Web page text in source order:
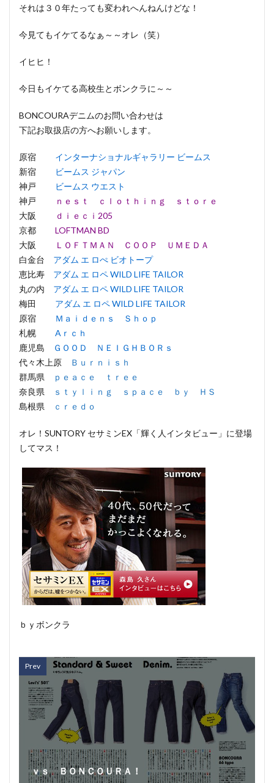
それは３０年たっても変われへんねんけどな！
今見てもイケてるなぁ～～オレ（笑）
イヒヒ！
今日もイケてる高校生とボンクラに～～
BONCOURAデニムのお問い合わせは
下記お取扱店の方へお願いします。
原宿 インターナショナルギャラリー ビームス
新宿
ビームス ジャパン
神戸
ビームス ウエスト
神戸
ｎｅｓｔ ｃｌｏｔｈｉｎｇ ｓｔｏｒｅ
大阪
ｄｉｅｃｉ205
京都 LOFTMAN BD
大阪
ＬＯＦＴＭＡＮ ＣＯＯＰ ＵＭＥＤＡ
白金台 アダム エ ロぺ ビオトープ
恵比寿 アダム エ ロペ WILD LIFE TAILOR
丸の内 アダム エ ロペ WILD LIFE TAILOR
梅田 アダム エ ロペ WILD LIFE TAILOR
原宿
Ｍａｉｄｅｎｓ Ｓｈｏｐ
札幌 Aｒｃｈ
鹿児島
ＧＯＯＤ ＮＥＩＧＨＢＯＲｓ
代々木上原
Ｂｕｒｎｉｓｈ
群馬県
ｐｅａｃｅ ｔｒｅｅ
奈良県
ｓｔｙｌｉｎｇ ｓｐａｃｅ ｂｙ ＨＳ
島根県
ｃｒｅｄｏ
オレ！SUNTORY セサミンEX「輝く人インタビュー」に登場
してマス！
ｂｙボンクラ
Prev
ｖｓ ＢＯＮＣＯＵＲＡ！